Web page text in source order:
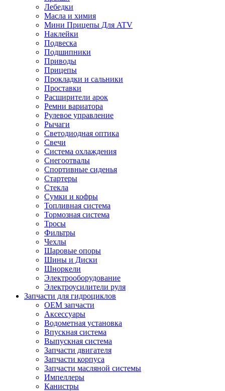
Лебедки
Масла и химия
Мини Прицепы Для ATV
Наклейки
Подвеска
Подшипники
Приводы
Прицепы
Прокладки и сальники
Проставки
Расширители арок
Ремни вариатора
Рулевое управление
Рычаги
Светодиодная оптика
Свечи
Система охлаждения
Снегоотвалы
Спортивные сиденья
Стартеры
Стекла
Сумки и кофры
Топливная система
Тормозная система
Тросы
Фильтры
Чехлы
Шаровые опоры
Шины и Диски
Шноркели
Электрооборудование
Электроусилители руля
Запчасти для гидроциклов
OEM запчасти
Аксессуары
Водометная установка
Впускная система
Выпускная система
Запчасти двигателя
Запчасти корпуса
Запчасти масляной системы
Импеллеры
Канистры